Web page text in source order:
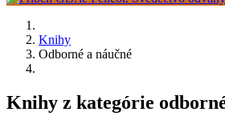
Knihy
Odborné a náučné
Knihy z kategórie